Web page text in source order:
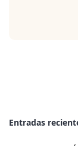
Entradas